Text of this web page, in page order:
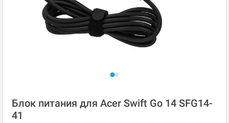
Блок питания для Acer Swift Go 14 SFG14-
41